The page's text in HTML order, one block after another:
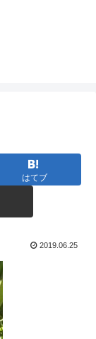
はてブ
2019.06.25